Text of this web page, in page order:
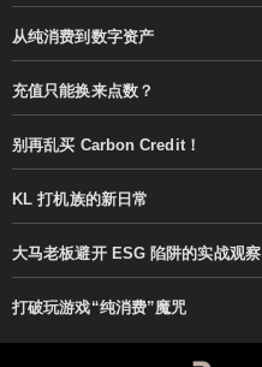
从纯消费到数字资产
充值只能换来点数？
别再乱买 Carbon Credit！
KL 打机族的新日常
大马老板避开 ESG 陷阱的实战观察
打破玩游戏“纯消费”魔咒